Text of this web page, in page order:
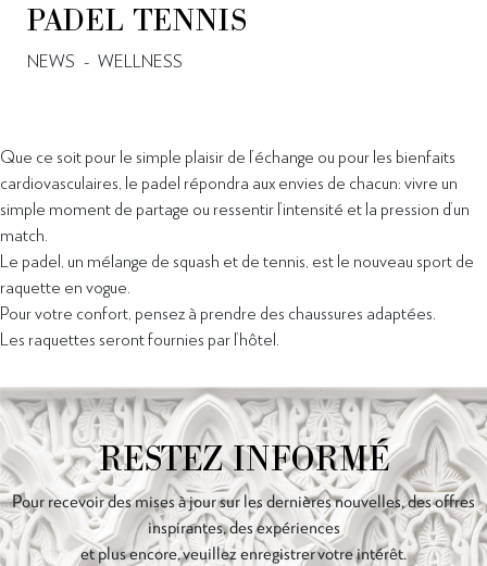
PADEL TENNIS
NEWS - WELLNESS
Que ce soit pour le simple plaisir de l’échange ou pour les bienfaits
cardiovasculaires, le padel répondra aux envies de chacun: vivre un
simple moment de partage ou ressentir l’intensité et la pression d’un
match.
Le padel, un mélange de squash et de tennis, est le nouveau sport de
raquette en vogue.
Pour votre confort, pensez à prendre des chaussures adaptées.
Les raquettes seront fournies par l’hôtel.
RESTEZ INFORMÉ
Pour recevoir des mises à jour sur les dernières nouvelles, des offres
inspirantes, des expériences
et plus encore, veuillez enregistrer votre intérêt.